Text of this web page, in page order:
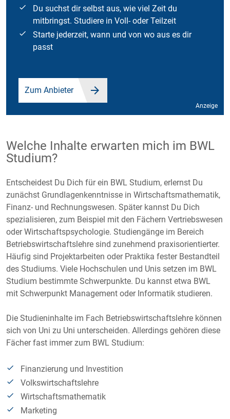
Du suchst dir selbst aus, wie viel Zeit du
mitbringst. Studiere in Voll- oder Teilzeit
Starte jederzeit, wann und von wo aus es dir
passt
Zum Anbieter
Anzeige
Welche Inhalte erwarten mich im BWL
Studium?
Entscheidest Du Dich für ein BWL Studium, erlernst Du
zunächst Grundlagenkenntnisse in Wirtschaftsmathematik,
Finanz- und Rechnungswesen. Später kannst Du Dich
spezialisieren, zum Beispiel mit den Fächern Vertriebswesen
oder Wirtschaftspsychologie. Studiengänge im Bereich
Betriebswirtschaftslehre sind zunehmend praxisorientierter.
Häufig sind Projektarbeiten oder Praktika fester Bestandteil
des Studiums. Viele Hochschulen und Unis setzen im BWL
Studium bestimmte Schwerpunkte. Du kannst etwa BWL
mit Schwerpunkt Management oder Informatik studieren.
Die Studieninhalte im Fach Betriebswirtschaftslehre können
sich von Uni zu Uni unterscheiden. Allerdings gehören diese
Fächer fast immer zum BWL Studium:
Finanzierung und Investition
Volkswirtschaftslehre
Wirtschaftsmathematik
Marketing